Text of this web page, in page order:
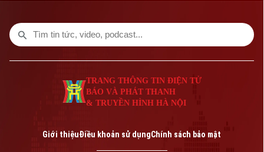
TRANG THÔNG TIN ĐIỆN TỬ
BÁO VÀ PHÁT THANH
& TRUYỀN HÌNH HÀ NỘI
Giới thiệuĐiều khoản sử dụngChính sách bảo mật